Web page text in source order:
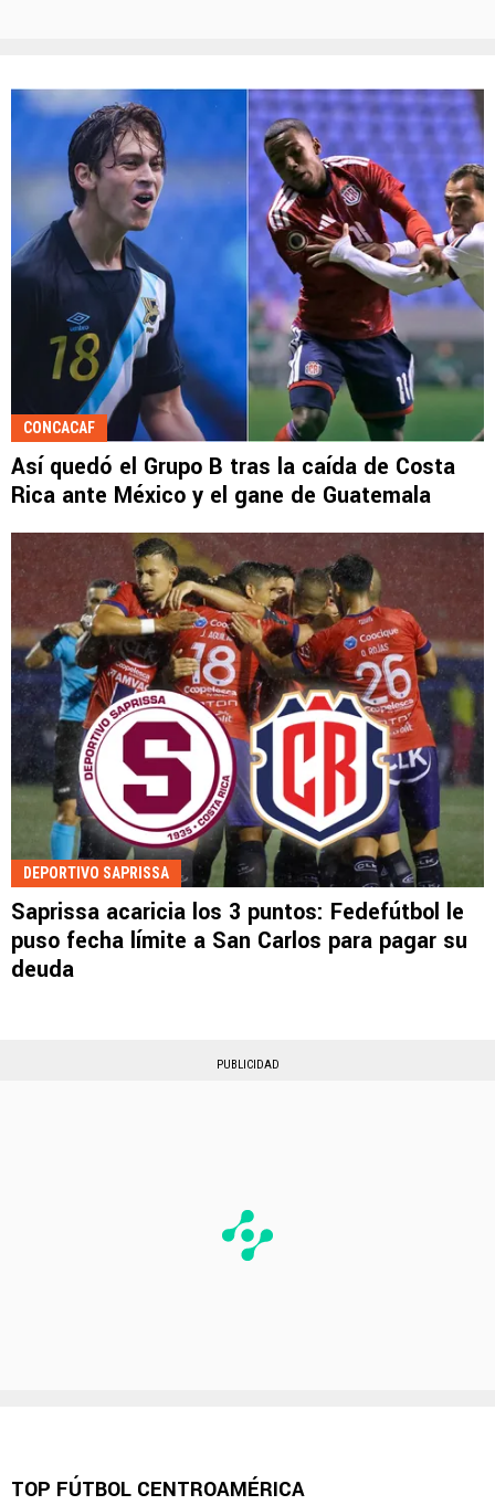
CONCACAF
Así quedó el Grupo B tras la caída de Costa
Rica ante México y el gane de Guatemala
DEPORTIVO SAPRISSA
Saprissa acaricia los 3 puntos: Fedefútbol le
puso fecha límite a San Carlos para pagar su
deuda
PUBLICIDAD
TOP FÚTBOL CENTROAMÉRICA